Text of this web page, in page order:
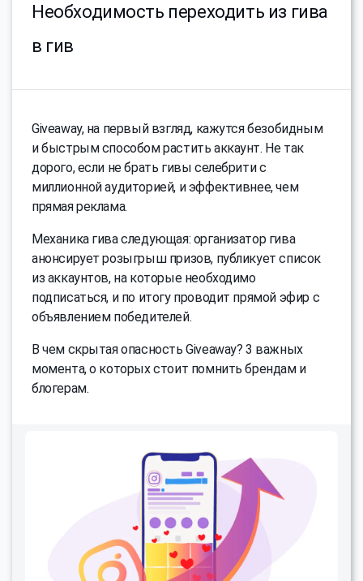
Необходимость переходить из гива
в гив
Giveaway, на первый взгляд, кажутся безобидным
и быстрым способом растить аккаунт. Не так
дорого, если не брать гивы селебрити с
миллионной аудиторией, и эффективнее, чем
прямая реклама.
Механика гива следующая: организатор гива
анонсирует розыгрыш призов, публикует список
из аккаунтов, на которые необходимо
подписаться, и по итогу проводит прямой эфир с
объявлением победителей.
В чем скрытая опасность Giveaway? 3 важных
момента, о которых стоит помнить брендам и
блогерам.